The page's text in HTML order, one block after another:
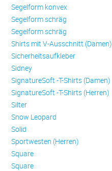
Se­gel­form konvex
Se­gel­form schräg
Se­gel­form schräg
Shirts mit V-Ausschnitt (Damen)
Sicherheitsaufkleber
Sidney
SignatureSoft -T-Shirts (Damen)
SignatureSoft -T-Shirts (Herren)
Silter
Snow Leopard
Solid
Sportwesten (Herren)
Square
Square